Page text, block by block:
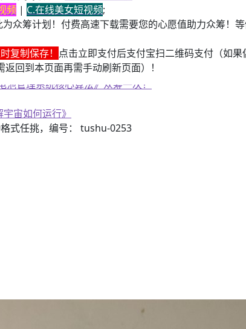
频 | C.在线美女短视频;
为众筹计划！付费高速下载需要您的心愿值助力众筹！
复制保存！ 点击立即支付后支付宝扫二维码支付（如
回到本页面再需手动刷新页面）！
管理系统核心算法》众筹一次！
宙如何运行》
式任挑，编号： tushu-0253